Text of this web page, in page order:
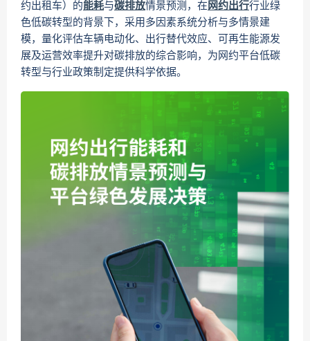
约出租车）的能耗与碳排放情景预测，在 网约出行行业绿
色低碳转型的背景下，采用多因素系统分析与多情景建
模，量化评估车辆电动化、出行替代效应、可再生能源发
展及运营效率提升对碳排放的综合影响，为网约平台低碳
转型与行业政策制定提供科学依据。